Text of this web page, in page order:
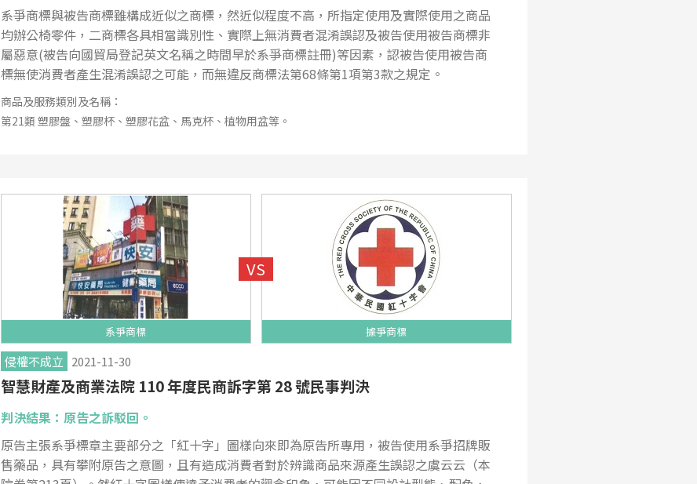
系爭商標與被告商標雖構成近似之商標，然近似程度不高，所指定使用及實際使用之商品
均辦公椅零件，二商標各具相當識別性、實際上無消費者混淆誤認及被告使用被告商標非
屬惡意(被告向國貿局登記英文名稱之時間早於系爭商標註冊)等因素，認被告使用被告商
標無使消費者產生混淆誤認之可能，而無違反商標法第68條第1項第3款之規定。
商品及服務類別及名稱：
第21類 塑膠盤、塑膠杯、塑膠花盆、馬克杯、植物用盆等。
系爭商標 據爭商標
侵權不成立 2021-11-30
智慧財產及商業法院 110 年度民商訴字第 28 號民事判決
判決結果：原告之訴駁回。
原告主張系爭標章主要部分之「紅十字」圖樣向來即為原告所專用，被告使用系爭招牌販
售藥品，具有攀附原告之意圖，且有造成消費者對於辨識商品來源產生誤認之虞云云（本